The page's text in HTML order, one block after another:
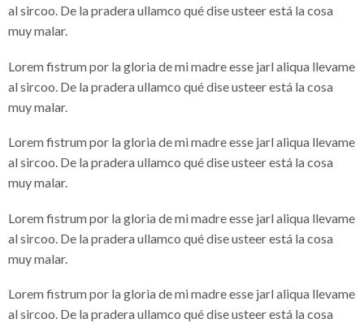
al sircoo. De la pradera ullamco qué dise usteer está la cosa
muy malar.
Lorem fistrum por la gloria de mi madre esse jarl aliqua llevame
al sircoo. De la pradera ullamco qué dise usteer está la cosa
muy malar.
Lorem fistrum por la gloria de mi madre esse jarl aliqua llevame
al sircoo. De la pradera ullamco qué dise usteer está la cosa
muy malar.
Lorem fistrum por la gloria de mi madre esse jarl aliqua llevame
al sircoo. De la pradera ullamco qué dise usteer está la cosa
muy malar.
Lorem fistrum por la gloria de mi madre esse jarl aliqua llevame
al sircoo. De la pradera ullamco qué dise usteer está la cosa